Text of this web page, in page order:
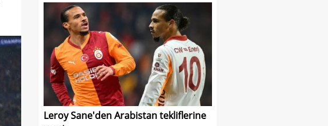
Leroy Sane'den Arabistan tekliflerine